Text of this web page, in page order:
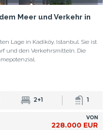
Meer und Verkehr in
Lage in Kadiköy, Istanbul. Sie ist
und den Verkehrsmitteln. Die
2+1 1
VON
228.000 EUR